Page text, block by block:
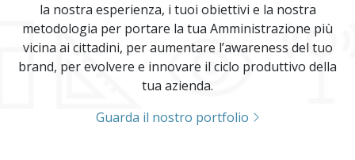
la nostra esperienza, i tuoi obiettivi e la nostra
metodologia per portare la tua Amministrazione più
vicina ai cittadini, per aumentare l’awareness del tuo
brand, per evolvere e innovare il ciclo produttivo della
tua azienda.
Guarda il nostro portfolio